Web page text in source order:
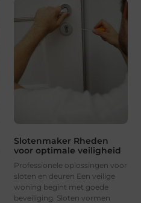
Slotenmaker Rheden
voor optimale veiligheid
Professionele oplossingen voor
sloten en deuren Een veilige
woning begint met goede
beveiliging. Sloten vormen